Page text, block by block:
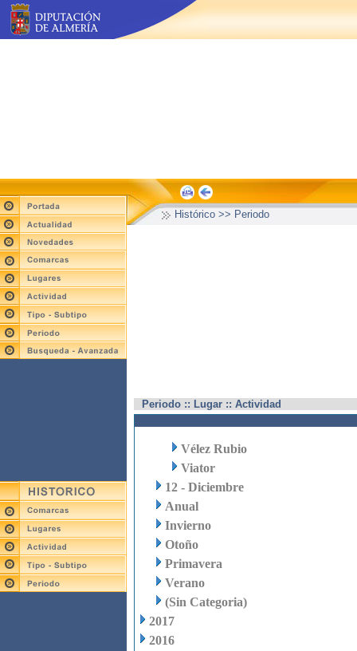
Histórico >> Periodo
Periodo :: Lugar :: Actividad
Vélez Rubio
Viator
12 - Diciembre
Anual
Invierno
Otoño
Primavera
Verano
(Sin Categoria)
2017
2016